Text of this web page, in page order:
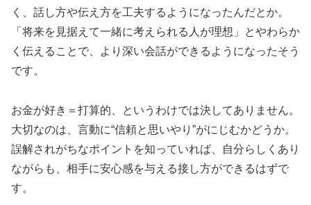
く、話し方や伝え方を工夫するようになったんだとか。
「将来を見据えて一緒に考えられる人が理想」とやわらか
く伝えることで、より深い会話ができるようになったそう
です。
お金が好き＝打算的、というわけでは決してありません。
大切なのは、言動に“信頼と思いやり”がにじむかどうか。
誤解されがちなポイントを知っていれば、自分らしくあり
ながらも、相手に安心感を与える接し方ができるはずで
す。